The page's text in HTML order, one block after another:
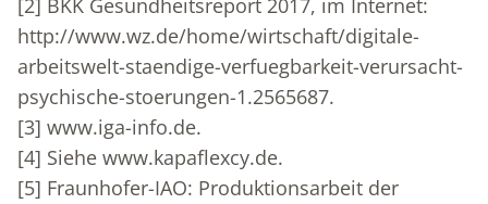
[2] BKK Gesundheitsreport 2017, im Internet:
http://www.wz.de/home/wirtschaft/digitale-
arbeitswelt-staendige-verfuegbarkeit-verursacht-
psychische-stoerungen-1.2565687.
[3] www.iga-info.de.
[4] Siehe www.kapaflexcy.de.
[5] Fraunhofer-IAO: Produktionsarbeit der